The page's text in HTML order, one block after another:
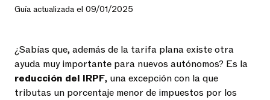
Guía actualizada el 09/01/2025
¿Sabías que, además de la tarifa plana existe otra
ayuda muy importante para nuevos autónomos? Es la
reducción del IRPF, una excepción con la que
tributas un porcentaje menor de impuestos por los